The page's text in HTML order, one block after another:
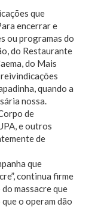
que
encerrar e
ou programas do
do Restaurante
do Mais
quando a
nossa.
de
e outros
de
que
continua firme
massacre que
o operam dão